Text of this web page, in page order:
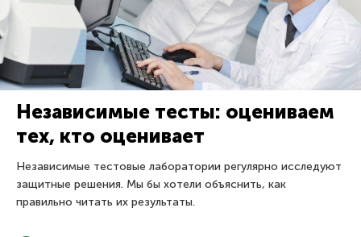
Независимые тесты: оцениваем
тех, кто оценивает
Независимые тестовые лаборатории регулярно исследуют
защитные решения. Мы бы хотели объяснить, как
правильно читать их результаты.